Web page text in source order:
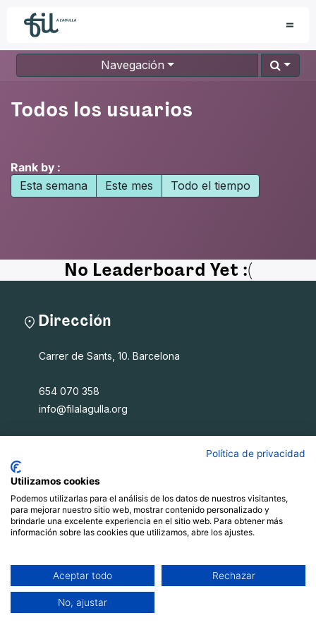
Navegación
Todos los usuarios
Rank by :
Esta semana
Este mes Todo el tiempo
No Leaderboard Yet :(
Dirección
Carrer de Sants, 10. Barcelona
654 070 358
info@filalagulla.org
Qué ofrecemos
Quiénes somos
Blog
Contacto
Política de privacidad
Utilizamos cookies
Podemos utilizarlas para el análisis de los datos de nuestros visitantes,
para mejorar nuestro sitio web, mostrar contenido personalizado y
brindarle una excelente experiencia en el sitio web. Para obtener más
información sobre las cookies que utilizamos, abre los ajustes.
Aceptar todo Rechazar
No, ajustar